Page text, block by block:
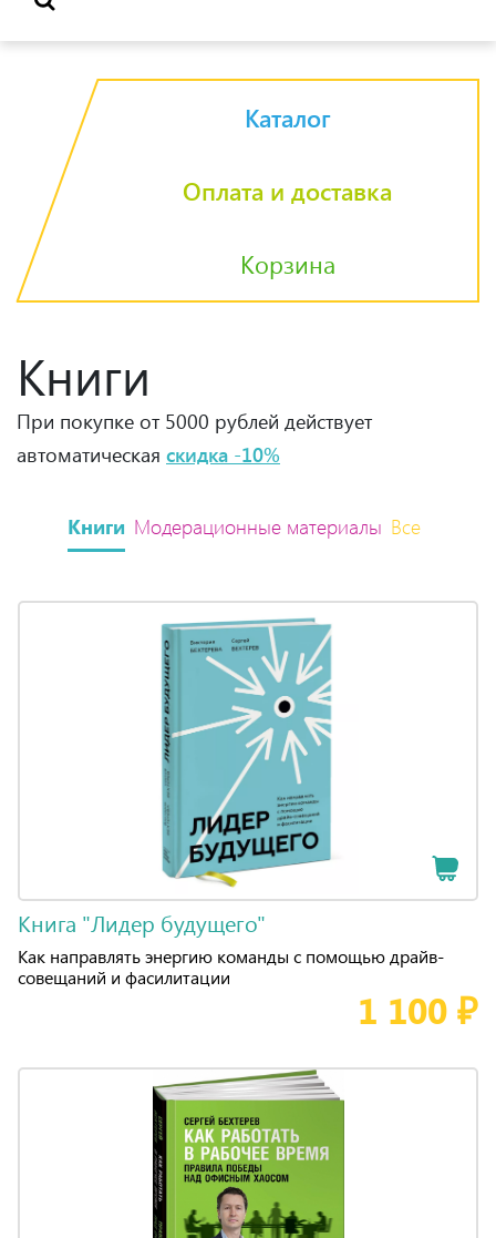
Каталог
Оплата и доставка
Корзина
Книги
При покупке от 5000 рублей действует
автоматическая скидка -10%
Книги Модерационные материалы Все
Книга "Лидер будущего"
Как направлять энергию команды с помощью драйв-
совещаний и фасилитации
1 100 ₽